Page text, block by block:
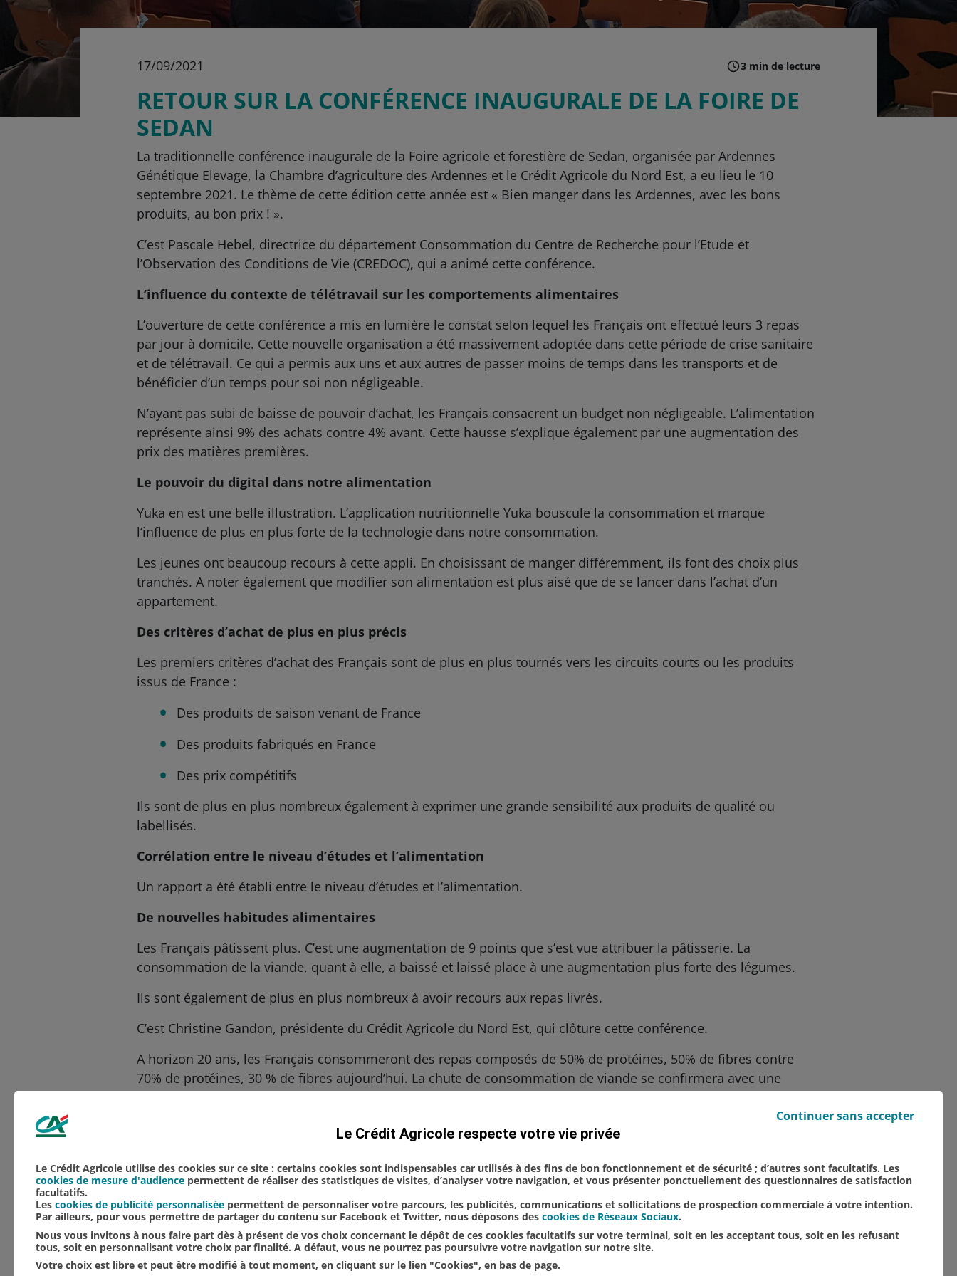
17/09/2021 3 min de lecture
RETOUR SUR LA CONFÉRENCE INAUGURALE DE LA FOIRE DE
SEDAN
La traditionnelle conférence inaugurale de la Foire agricole et forestière de Sedan, organisée par Ardennes
Génétique Elevage, la Chambre d’agriculture des Ardennes et le Crédit Agricole du Nord Est, a eu lieu le 10
septembre 2021. Le thème de cette édition cette année est « Bien manger dans les Ardennes, avec les bons
produits, au bon prix ! ».
C’est Pascale Hebel, directrice du département Consommation du Centre de Recherche pour l’Etude et
l’Observation des Conditions de Vie (CREDOC), qui a animé cette conférence.
L’influence du contexte de télétravail sur les comportements alimentaires
L’ouverture de cette conférence a mis en lumière le constat selon lequel les Français ont effectué leurs 3 repas
par jour à domicile. Cette nouvelle organisation a été massivement adoptée dans cette période de crise sanitaire
et de télétravail. Ce qui a permis aux uns et aux autres de passer moins de temps dans les transports et de
bénéficier d’un temps pour soi non négligeable.
N’ayant pas subi de baisse de pouvoir d’achat, les Français consacrent un budget non négligeable. L’alimentation
représente ainsi 9% des achats contre 4% avant. Cette hausse s’explique également par une augmentation des
prix des matières premières.
Le pouvoir du digital dans notre alimentation
Yuka en est une belle illustration. L’application nutritionnelle Yuka bouscule la consommation et marque
l’influence de plus en plus forte de la technologie dans notre consommation.
Les jeunes ont beaucoup recours à cette appli. En choisissant de manger différemment, ils font des choix plus
tranchés. A noter également que modifier son alimentation est plus aisé que de se lancer dans l’achat d’un
appartement.
Des critères d’achat de plus en plus précis
Les premiers critères d’achat des Français sont de plus en plus tournés vers les circuits courts ou les produits
issus de France :
Des produits de saison venant de France
Des produits fabriqués en France
Des prix compétitifs
Ils sont de plus en plus nombreux également à exprimer une grande sensibilité aux produits de qualité ou
labellisés.
Corrélation entre le niveau d’études et l’alimentation
Un rapport a été établi entre le niveau d’études et l’alimentation.
De nouvelles habitudes alimentaires
Les Français pâtissent plus. C’est une augmentation de 9 points que s’est vue attribuer la pâtisserie. La
consommation de la viande, quant à elle, a baissé et laissé place à une augmentation plus forte des légumes.
Ils sont également de plus en plus nombreux à avoir recours aux repas livrés.
C’est Christine Gandon, présidente du Crédit Agricole du Nord Est, qui clôture cette conférence.
A horizon 20 ans, les Français consommeront des repas composés de 50% de protéines, 50% de fibres contre
70% de protéines, 30 % de fibres aujourd’hui. La chute de consommation de viande se confirmera avec une
Digital
NOS ACTUALITÉS
TOUTES NOS ACTUALITÉS
Le Crédit Agricole respecte votre vie privée
Le Crédit Agricole utilise des cookies sur ce site : certains cookies sont indispensables car utilisés à des fins de bon fonctionnement et de sécurité ; d’autres sont facultatifs. Les
cookies de mesure d'audience permettent de réaliser des statistiques de visites, d’analyser votre navigation, et vous présenter ponctuellement des questionnaires de satisfaction
facultatifs.
Les cookies de publicité personnalisée permettent de personnaliser votre parcours, les publicités, communications et sollicitations de prospection commerciale à votre intention.
Par ailleurs, pour vous permettre de partager du contenu sur Facebook et Twitter, nous déposons des cookies de Réseaux Sociaux.
Nous vous invitons à nous faire part dès à présent de vos choix concernant le dépôt de ces cookies facultatifs sur votre terminal, soit en les acceptant tous, soit en les refusant
tous, soit en personnalisant votre choix par finalité. A défaut, vous ne pourrez pas poursuivre votre navigation sur notre site.
Votre choix est libre et peut être modifié à tout moment, en cliquant sur le lien "Cookies", en bas de page.
Continuer sans accepter